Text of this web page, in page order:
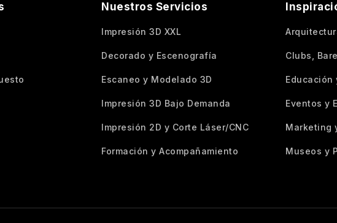
Nuestros Servicios
Impresión 3D XXL
Decorado y Escenografía
Escaneo y Modelado 3D
Impresión 3D Bajo Demanda
Impresión 2D y Corte Láser/CNC
Formación y Acompañamiento
Clubs,
Educación
Eventos y
Marketing
Museos y